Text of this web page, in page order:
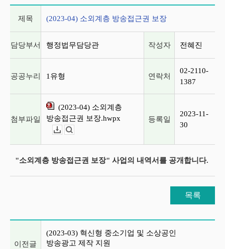
제목 (2023-04) 소외계층 방송접근권 보장
담당부서 행정법무담당관 작성자 전혜진
공공누리 1유형 연락처
02-2110-
1387
첨부파일
(2023-04) 소외계층
방송접근권 보장.hwpx
등록일
2023-11-
30
"소외계층 방송접근권 보장" 사업의 내역서를 공개합니다.
목록
이전글
(2023-03) 혁신형 중소기업 및 소상공인
방송광고 제작 지원